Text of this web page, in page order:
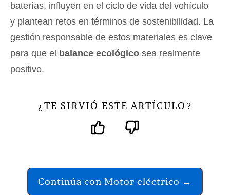
baterías, influyen en el ciclo de vida del vehículo
y plantean retos en términos de sostenibilidad. La
gestión responsable de estos materiales es clave
para que el balance ecológico sea realmente
positivo.
¿ TE SIRVIÓ ESTE ARTÍCULO ?
Continúa con Motor eléctrico →